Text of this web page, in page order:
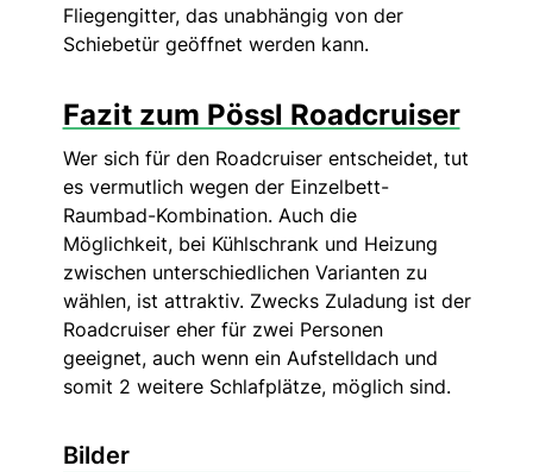
Fliegengitter, das unabhängig von der
Schiebetür geöffnet werden kann.
Fazit zum Pössl Roadcruiser
Wer sich für den Roadcruiser entscheidet, tut
es vermutlich wegen der Einzelbett-
Raumbad-Kombination. Auch die
Möglichkeit, bei Kühlschrank und Heizung
zwischen unterschiedlichen Varianten zu
wählen, ist attraktiv. Zwecks Zuladung ist der
Roadcruiser eher für zwei Personen
geeignet, auch wenn ein Aufstelldach und
somit 2 weitere Schlafplätze, möglich sind.
Bilder